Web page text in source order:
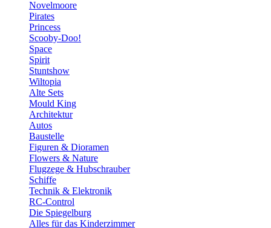
Novelmoore
Pirates
Princess
Scooby-Doo!
Space
Spirit
Stuntshow
Wiltopia
Alte Sets
Mould King
Architektur
Autos
Baustelle
Figuren & Dioramen
Flowers & Nature
Flugzege & Hubschrauber
Schiffe
Technik & Elektronik
RC-Control
Die Spiegelburg
Alles für das Kinderzimmer